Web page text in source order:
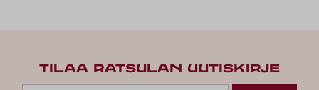
TILAA RATSULAN UUTISKIRJE